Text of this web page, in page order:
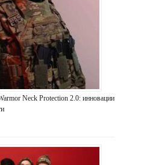
Neck Protection 2.0: инновации